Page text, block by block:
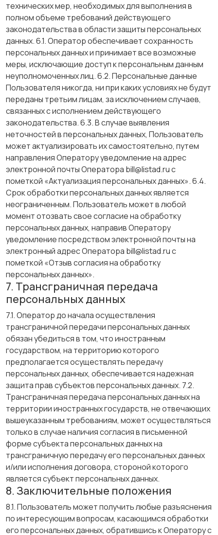
технических мер, необходимых для выполнения в
полном объеме требований действующего
законодательства в области защиты персональных
данных. 6.1. Оператор обеспечивает сохранность
персональных данных и принимает все возможные
меры, исключающие доступ к персональным данным
неуполномоченных лиц. 6.2. Персональные данные
Пользователя никогда, ни при каких условиях не будут
переданы третьим лицам, за исключением случаев,
связанных с исполнением действующего
законодательства. 6.3. В случае выявления
неточностей в персональных данных, Пользователь
может актуализировать их самостоятельно, путем
направления Оператору уведомление на адрес
электронной почты Оператора bill@listad.ru с
пометкой «Актуализация персональных данных». 6.4.
Срок обработки персональных данных является
неограниченным. Пользователь может в любой
момент отозвать свое согласие на обработку
персональных данных, направив Оператору
уведомление посредством электронной почты на
электронный адрес Оператора bill@listad.ru с
пометкой «Отзыв согласия на обработку
персональных данных».
7. Трансграничная передача
персональных данных
7.1. Оператор до начала осуществления
трансграничной передачи персональных данных
обязан убедиться в том, что иностранным
государством, на территорию которого
предполагается осуществлять передачу
персональных данных, обеспечивается надежная
защита прав субъектов персональных данных. 7.2.
Трансграничная передача персональных данных на
территории иностранных государств, не отвечающих
вышеуказанным требованиям, может осуществляться
только в случае наличия согласия в письменной
форме субъекта персональных данных на
трансграничную передачу его персональных данных
и/или исполнения договора, стороной которого
является субъект персональных данных.
8. Заключительные положения
8.1. Пользователь может получить любые разъяснения
по интересующим вопросам, касающимся обработки
его персональных данных, обратившись к Оператору с